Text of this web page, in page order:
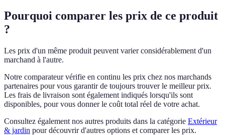
Pourquoi comparer les prix de ce produit
?
Les prix d'un même produit peuvent varier considérablement d'un
marchand à l'autre.
Notre comparateur vérifie en continu les prix chez nos marchands
partenaires pour vous garantir de toujours trouver le meilleur prix.
Les frais de livraison sont également indiqués lorsqu'ils sont
disponibles, pour vous donner le coût total réel de votre achat.
Consultez également nos autres produits dans la catégorie Extérieur
& jardin pour découvrir d'autres options et comparer les prix.